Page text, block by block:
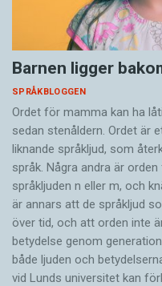
Barnen ligger
SPRÅKBLOGGEN
Ordet för mamma kan ha
sedan stenåldern. Ordet är
liknande språkljud, som
språk. Några andra är
språkljuden n eller m, och
är annars att de språkljud
över tid, och att orden inte
betydelse genom
både ljuden och
vid Lunds universitet kan